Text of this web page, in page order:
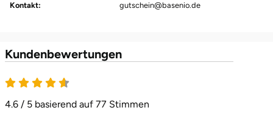
Kontakt: gutschein@basenio.de
Kundenbewertungen
4.6 von 5
4.6 / 5 basierend auf 77 Stimmen